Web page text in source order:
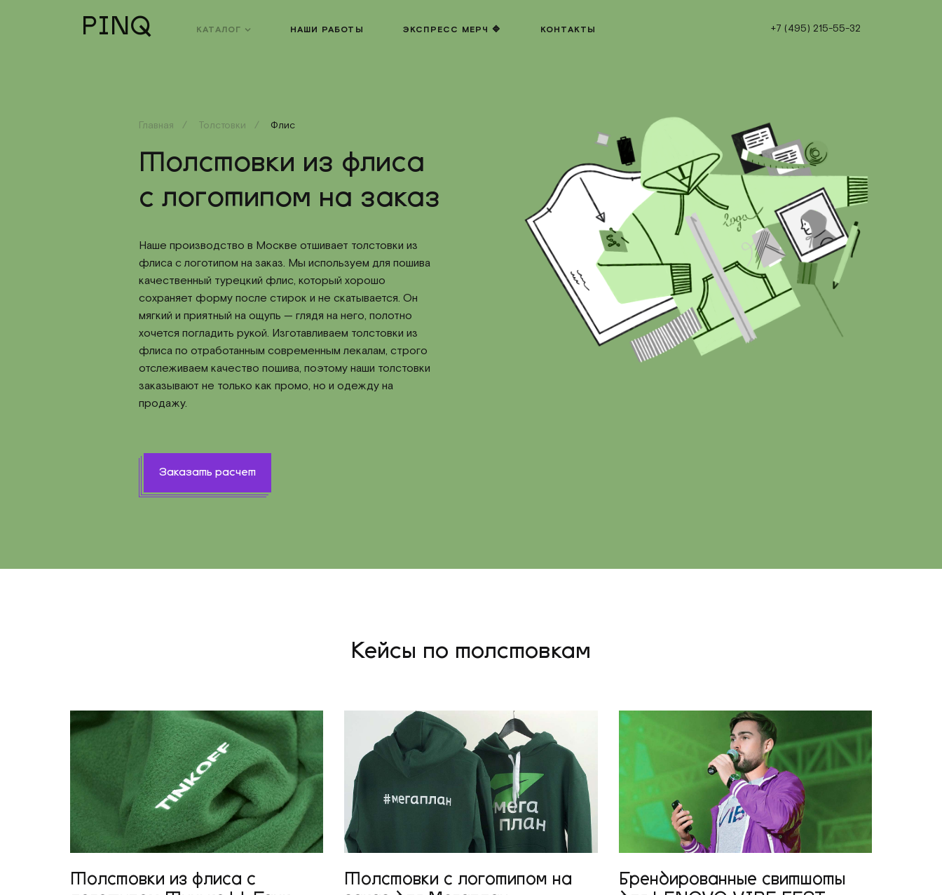
PINQ +7 (495) 215-55-32
КАТАЛОГ НАШИ РАБОТЫ ЭКСПРЕСС МЕРЧ 🔷 КОНТАКТЫ
Главная Толстовки Флис
Толстовки из флиса
с логотипом на заказ
Наше производство в Москве отшивает толстовки из
флиса с логотипом на заказ. Мы используем для пошива
качественный турецкий флис, который хорошо
сохраняет форму после стирок и не скатывается. Он
мягкий и приятный на ощупь — глядя на него, полотно
хочется погладить рукой. Изготавливаем толстовки из
флиса по отработанным современным лекалам, строго
отслеживаем качество пошива, поэтому наши толстовки
заказывают не только как промо, но и одежду на
продажу.
Заказать расчет
Кейсы по толстовкам
Толстовки из флиса с
Толстовки с логотипом на
Брендированные свитшоты